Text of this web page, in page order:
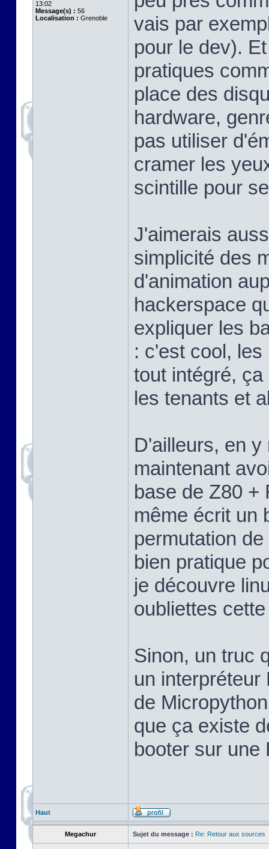
13:02
Message(s) : 56
Localisation : Grenoble
vais par
pour le dev).
pratiques
place des
hardware,
pas utiliser
cramer les
scintille pour
J'aimerais
simplicité des
d'animation
hackerspace
expliquer les
: c'est cool,
tout intégré,
les tenants et
D'ailleurs, en
maintenant
base de Z80 +
même écrit un
permutation
bien pratique
je découvre
oubliettes
Sinon, un truc
un interpréteur
de
que ça existe
booter sur une
Haut
Megachur Sujet du message : Re: Retour aux sources